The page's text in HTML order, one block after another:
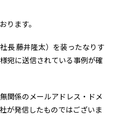
ります。
長 藤井隆太）を装ったなりす
宛に送信されている事例が確
関係のメールアドレス・ドメ
が発信したものではございま